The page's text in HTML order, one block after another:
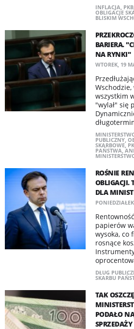
INFLACJA, PKB
OBLIGACJE
BLISKIM
BARIERA.
NA RYNKI"
WTOREK, 19
wszystkim
"wylał" się
PUBLICZNY,
SKARBOWE,
PAŃSTWA,
ROŚNIE
OBLIGACJI.
DLA
papierów
wysoka, co
rosnące
DŁUG
SKARBU
TAK
PODAŁO